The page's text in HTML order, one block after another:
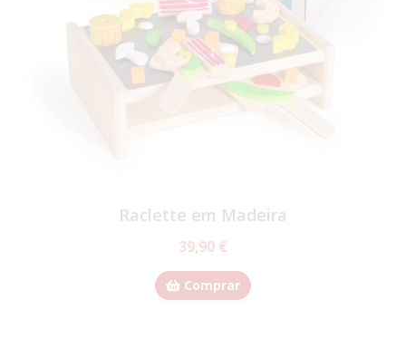
Raclette em Madeira
39,90 €
Comprar